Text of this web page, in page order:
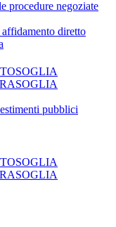
procedure negoziate
diretto
pubblici